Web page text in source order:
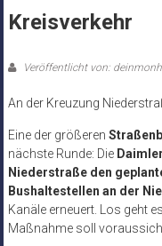
Kreisverkehr
Veröffentlicht von:
An der Kreuzung
Eine der größeren
nächste Runde: Die
Niederstraße den
Bushaltestellen an der
Kanäle erneuert. Los geht
Maßnahme soll